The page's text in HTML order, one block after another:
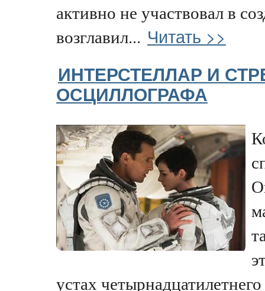
активно не участвовал в
возглавил... Читать >>
ИНТЕРСТЕЛЛАР И
ОСЦИЛЛОГРАФА
устах